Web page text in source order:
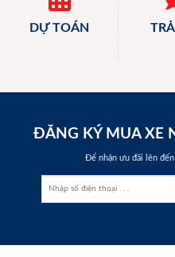
DỰ TOÁN
ĐĂNG KÝ MUA XE
Để nhận ưu đãi lên đến